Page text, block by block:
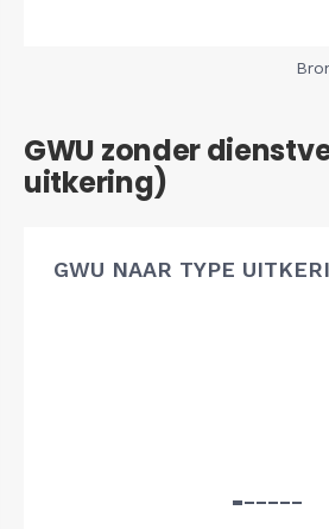
GWU zonder
uitkering)
GWU NAAR TYPE